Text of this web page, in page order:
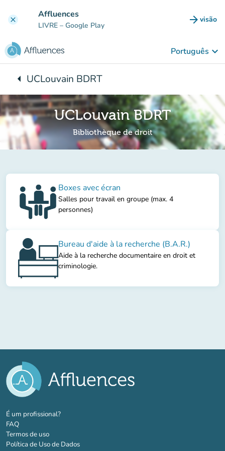
clear Affluences
LIVRE – Google Play arrow_forward visão
(novo
Português keyboard_arrow_down
arrow_leftVoltar para:
UCLouvain BDRT
UCLouvain BDRT
Bibliothèque de droit
Boxes avec écran
Salles pour travail en groupe (max. 4
personnes)
Bureau d'aide à la recherche (B.A.R.)
Aide à la recherche documentaire en droit et
criminologie.
É um profissional?(novo separador)
FAQ
Termos de uso
Política de Uso de Dados